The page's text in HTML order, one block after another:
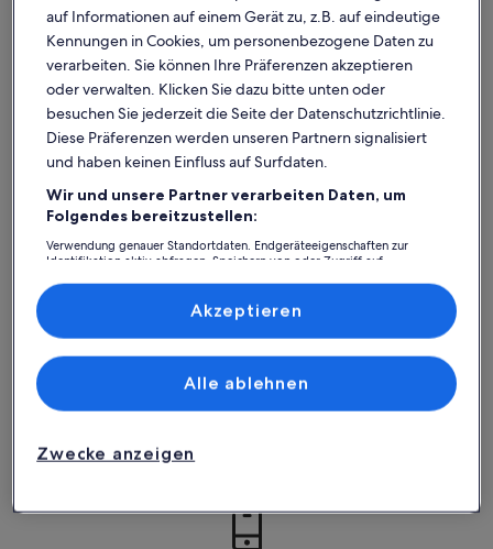
Was spricht für unsere App?
Immer in Verbindung
Du hast all deine Buchungsdetails immer
griffbereit, auch ohne WLAN!
Unser Kundenservice ist rund um die Uhr,
auf Informationen auf einem Gerät zu, z.B. auf eindeutige
Kennungen in Cookies, um personenbezogene Daten zu
verarbeiten. Sie können Ihre Präferenzen akzeptieren
oder verwalten. Klicken Sie dazu bitte unten oder
besuchen Sie jederzeit die Seite der Datenschutzrichtlinie.
Diese Präferenzen werden unseren Partnern signalisiert
und haben keinen Einfluss auf Surfdaten.
Wir und unsere Partner verarbeiten Daten, um
Folgendes bereitzustellen:
Verwendung genauer Standortdaten. Endgeräteeigenschaften zur
Identifikation aktiv abfragen. Speichern von oder Zugriff auf
Inhalte, Messung von Werbeleistung und der Performance von Inhalten,
Zielgruppenforschung sowie Entwicklung und Verbesserung von
Liste der Partner (Lieferanten)
Zwecke anzeigen
Alle ablehnen
Akzeptieren